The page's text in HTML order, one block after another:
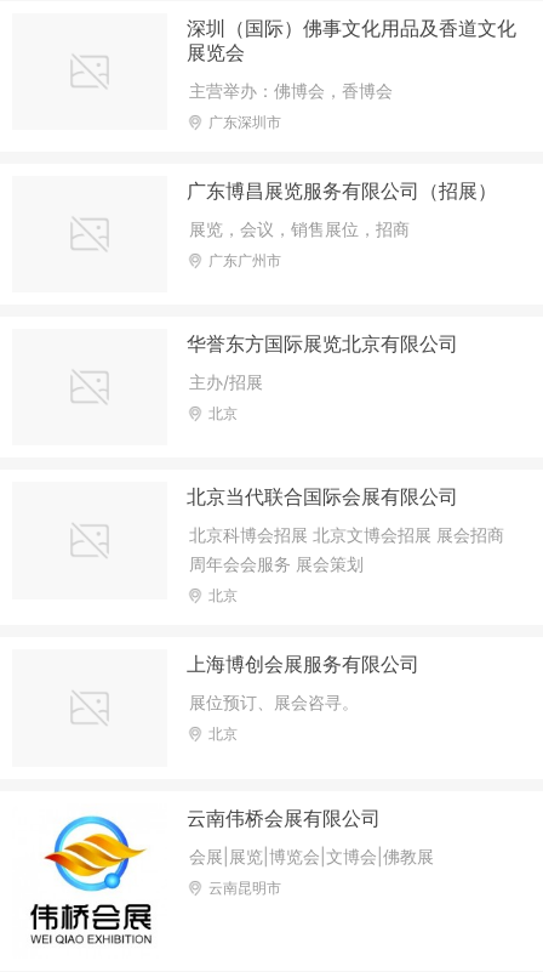
深圳（国际）佛事文化用品及香道文化
展览会
主营举办：佛博会，香博会
广东深圳市
广东博昌展览服务有限公司（招展）
展览，会议，销售展位，招商
广东广州市
华誉东方国际展览北京有限公司
主办/招展
北京
北京当代联合国际会展有限公司
北京科博会招展 北京文博会招展 展会招商
周年会会服务 展会策划
北京
上海博创会展服务有限公司
展位预订、展会咨寻。
北京
云南伟桥会展有限公司
会展|展览|博览会|文博会|佛教展
云南昆明市